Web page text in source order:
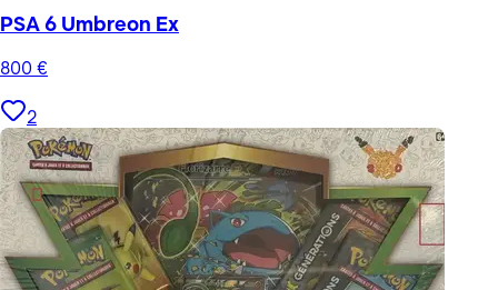
PSA 6 Umbreon Ex
800 €
2